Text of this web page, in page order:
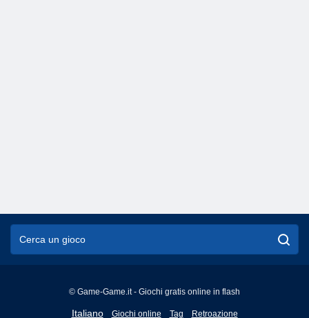
© Game-Game.it - Giochi gratis online in flash
Italiano
English
Giochi online Tag Retroazione